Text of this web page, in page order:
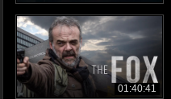
01:40:41